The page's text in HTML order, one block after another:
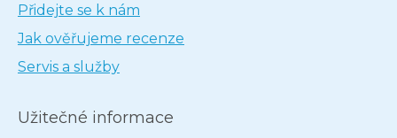
Přidejte se k nám
Jak ověřujeme recenze
Servis a služby
Užitečné informace